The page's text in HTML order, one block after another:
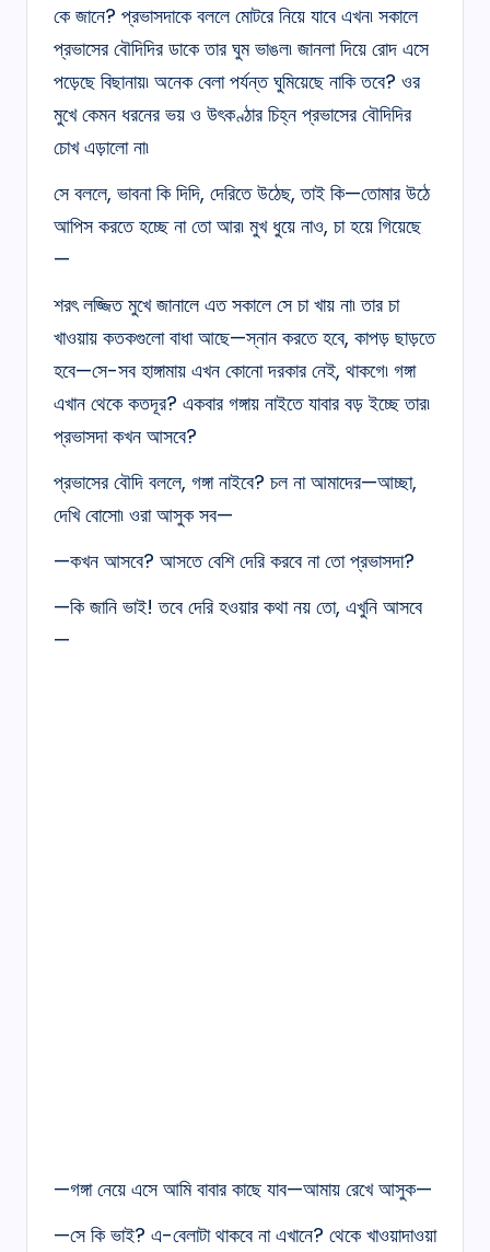
কে জানে? প্রভাসদাকে বললে মোটরে নিয়ে যাবে এখন৷ সকালে
প্রভাসের বৌদিদির ডাকে তার ঘুম ভাঙল৷ জানলা দিয়ে রোদ এসে
পড়েছে বিছানায়৷ অনেক বেলা পর্যন্ত ঘুমিয়েছে নাকি তবে? ওর
মুখে কেমন ধরনের ভয় ও উৎকণ্ঠার চিহ্ন প্রভাসের বৌদিদির
চোখ এড়ালো না৷
সে বললে, ভাবনা কি দিদি, দেরিতে উঠেছ, তাই কি—তোমার উঠে
আপিস করতে হচ্ছে না তো আর৷ মুখ ধুয়ে নাও, চা হয়ে গিয়েছে
—
শরৎ লজ্জিত মুখে জানালে এত সকালে সে চা খায় না৷ তার চা
খাওয়ায় কতকগুলো বাধা আছে—স্নান করতে হবে, কাপড় ছাড়তে
হবে—সে-সব হাঙ্গামায় এখন কোনো দরকার নেই, থাকগে৷ গঙ্গা
এখান থেকে কতদূর? একবার গঙ্গায় নাইতে যাবার বড় ইচ্ছে তার৷
প্রভাসদা কখন আসবে?
প্রভাসের বৌদি বললে, গঙ্গা নাইবে? চল না আমাদের—আচ্ছা,
দেখি বোসো৷ ওরা আসুক সব—
—কখন আসবে? আসতে বেশি দেরি করবে না তো প্রভাসদা?
—কি জানি ভাই! তবে দেরি হওয়ার কথা নয় তো, এখুনি আসবে
—
—গঙ্গা নেয়ে এসে আমি বাবার কাছে যাব—আমায় রেখে আসুক—
—সে কি ভাই? এ-বেলাটা থাকবে না এখানে? থেকে খাওয়াদাওয়া